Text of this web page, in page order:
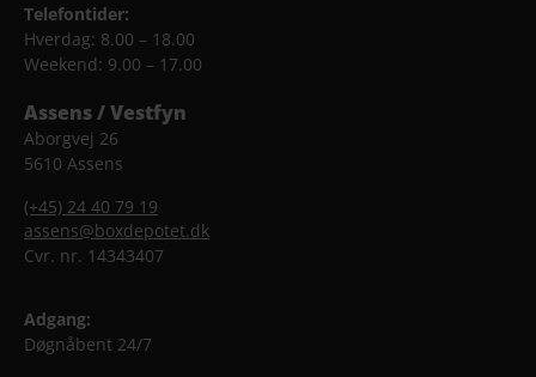
Telefontider:
Hverdag: 8.00 – 18.00
Weekend: 9.00 – 17.00
Assens / Vestfyn
Aborgvej 26
5610 Assens
(+45) 24 40 79 19
assens@boxdepotet.dk
Cvr. nr. 14343407
Adgang:
Døgnåbent 24/7